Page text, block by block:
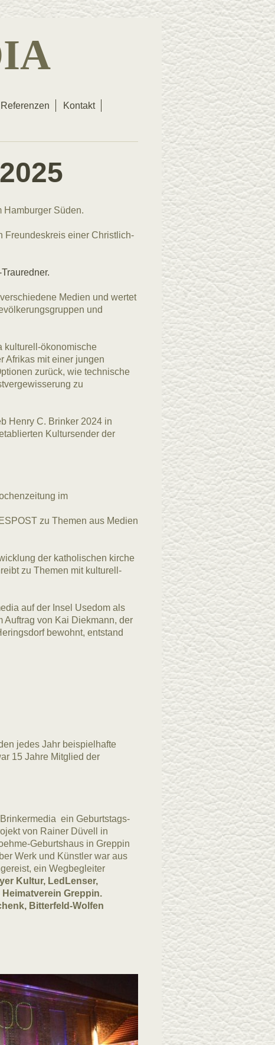
Referenzen
Kontakt
Süden.
Freundeskreis einer Christlich-
Medien und wertet
und
kulturell-ökonomische
Afrikas mit einer jungen
zurück, wie technische
zu
Henry C. Brinker 2024 in
Kultursender der
im
zu Themen aus Medien
der katholischen kirche
zu Themen mit kulturell-
auf der Insel Usedom als
Auftrag von Kai Diekmann, der
bewohnt, entstand
jedes Jahr beispielhafte
15 Jahre Mitglied der
ein Geburtstags-
von Rainer Düvell in
Geburtshaus in Greppin
Werk und Künstler war aus
ein Wegbegleiter
Kultur, LedLenser,
Greppin.
Bitterfeld-Wolfen